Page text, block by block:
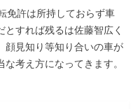
免許は所持しておらず車
すれば残るは佐藤智広く
顔見知り等知り合いの車が
考え方になってきます。